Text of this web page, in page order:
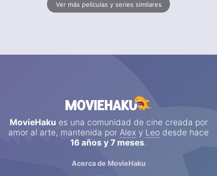
Ver más películas y series similares
MovieHaku es una comunidad de cine creada por
amor al arte, mantenida por Alex y Leo desde hace
16 años y 7 meses.
Acerca de MovieHaku